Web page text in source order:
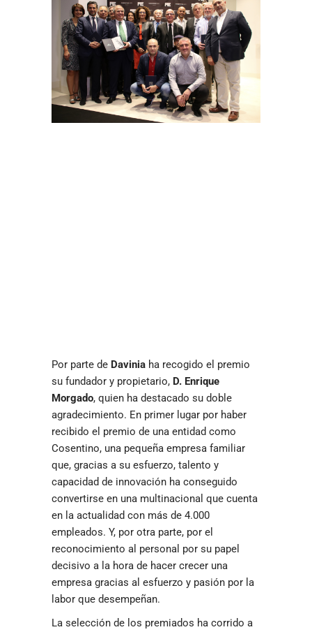
Por parte de Davinia ha recogido el premio
su fundador y propietario, D. Enrique
Morgado, quien ha destacado su doble
agradecimiento. En primer lugar por haber
recibido el premio de una entidad como
Cosentino, una pequeña empresa familiar
que, gracias a su esfuerzo, talento y
capacidad de innovación ha conseguido
convertirse en una multinacional que cuenta
en la actualidad con más de 4.000
empleados. Y, por otra parte, por el
reconocimiento al personal por su papel
decisivo a la hora de hacer crecer una
empresa gracias al esfuerzo y pasión por la
labor que desempeñan.
La selección de los premiados ha corrido a